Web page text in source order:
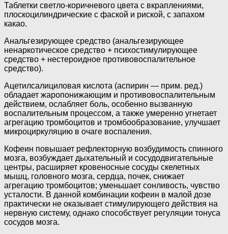
Таблетки светло-коричневого цвета с вкраплениями,
плоскоцилиндрические с фаской и риской, с запахом
какао.
Анальгезирующее средство (анальгезирующее
ненаркотическое средство + психости­мулирующее
средство + нестероидное противовоспалительное
средство).
Ацетилсалициловая кислота (аспирин — прим. ред.)
обладает жаропонижающим и противовоспалительным
действием, ослабляет боль, особенно вызванную
воспалительным процессом, а также умеренно угнетает
агрегацию тромбоцитов и тромбообразование, улучшает
микроцир­куляцию в очаге воспаления.
Кофеин повышает рефлекторную возбудимость спинного
мозга, возбуждает дыхатель­ный и сосудодвигательные
центры, расширяет кровеносные сосуды скелетных
мышц, головного мозга, сердца, почек, снижает
агрегацию тромбоцитов; уменьшает сонли­вость, чувство
усталости. В данной комбинации кофеин в малой дозе
практически не оказывает стимулирующего действия на
нервную систему, однако способствует регу­ляции тонуса
сосудов мозга.